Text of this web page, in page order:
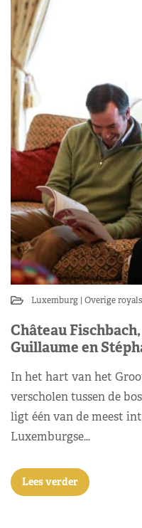
Luxemburg Overige royals
Château
Guillaume en
In het hart van het
verscholen tussen de
ligt één van de meest
Luxemburgse…
Lees verder